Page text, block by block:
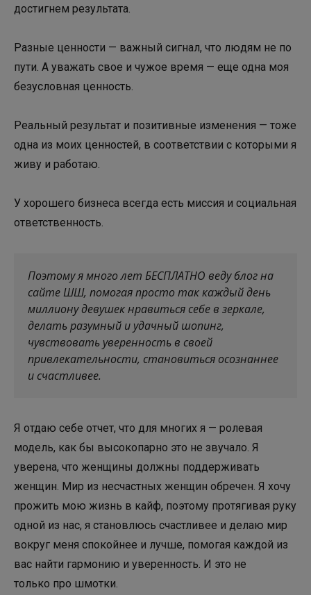
достигнем результата.
Разные ценности — важный сигнал, что людям не по
пути. А уважать свое и чужое время — еще одна моя
безусловная ценность.
Реальный результат и позитивные изменения — тоже
одна из моих ценностей, в соответствии с которыми я
живу и работаю.
У хорошего бизнеса всегда есть миссия и социальная
ответственность.
Поэтому я много лет БЕСПЛАТНО веду блог на
сайте ШШ, помогая просто так каждый день
миллиону девушек нравиться себе в зеркале,
делать разумный и удачный шопинг,
чувствовать уверенность в своей
привлекательности, становиться осознаннее
и счастливее.
Я отдаю себе отчет, что для многих я — ролевая
модель, как бы высокопарно это не звучало. Я
уверена, что женщины должны поддерживать
женщин. Мир из несчастных женщин обречен. Я хочу
прожить мою жизнь в кайф, поэтому протягивая руку
одной из нас, я становлюсь счастливее и делаю мир
вокруг меня спокойнее и лучше, помогая каждой из
вас найти гармонию и уверенность. И это не
только про шмотки.